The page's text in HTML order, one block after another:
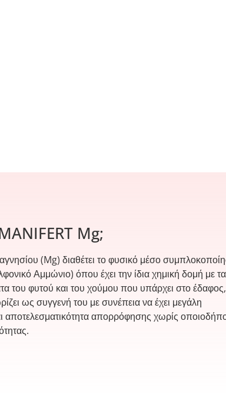
Mg;
(Mg) διαθέτει το φυσικό μέσο
Αμμώνιο) όπου έχει την ίδια χημική δομή με τα
του φυτού και του χούμου που υπάρχει στο έδαφος,
ως συγγενή του με συνέπεια να έχει μεγάλη
αποτελεσματικότητα απορρόφησης χωρίς